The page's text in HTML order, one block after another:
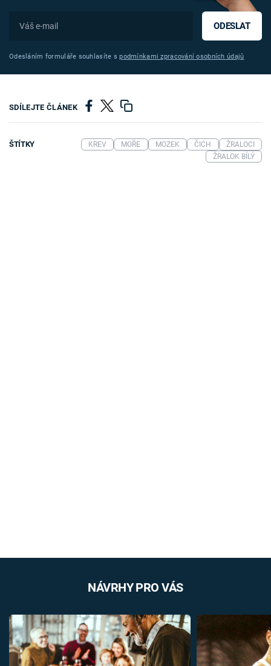
ODESLAT
Odesláním formuláře souhlasíte spodmínkami zpracování osobních údajů
SDÍLEJTE ČLÁNEK
ŠTÍTKY KREV MOŘE MOZEK ČICH
ŽRALOCI
ŽRALOK BÍLÝ
NÁVRHY PRO VÁS